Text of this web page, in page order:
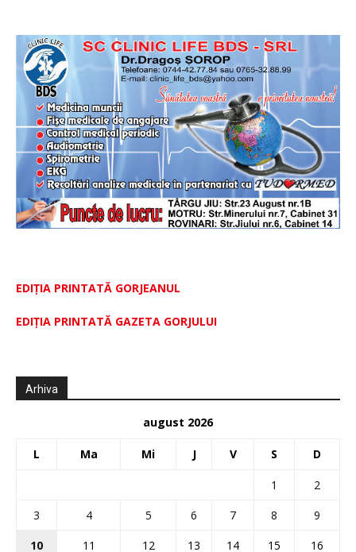
EDIȚIA PRINTATĂ GORJEANUL
EDIŢIA PRINTATĂ GAZETA GORJULUI
Arhiva
august 2026
L Ma Mi J V S D
1
2
3
4 5 6 7 8
9
10
11 12 13 14 15 16